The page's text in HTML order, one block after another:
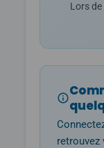
Lors
retrouvez